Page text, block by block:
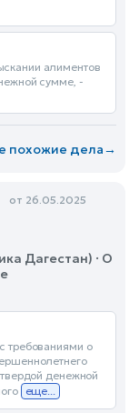
алиментов
сумме, -
похожие дела→
от 26.05.2025
Дагестан) · О
требованиями о
денежной
еще...